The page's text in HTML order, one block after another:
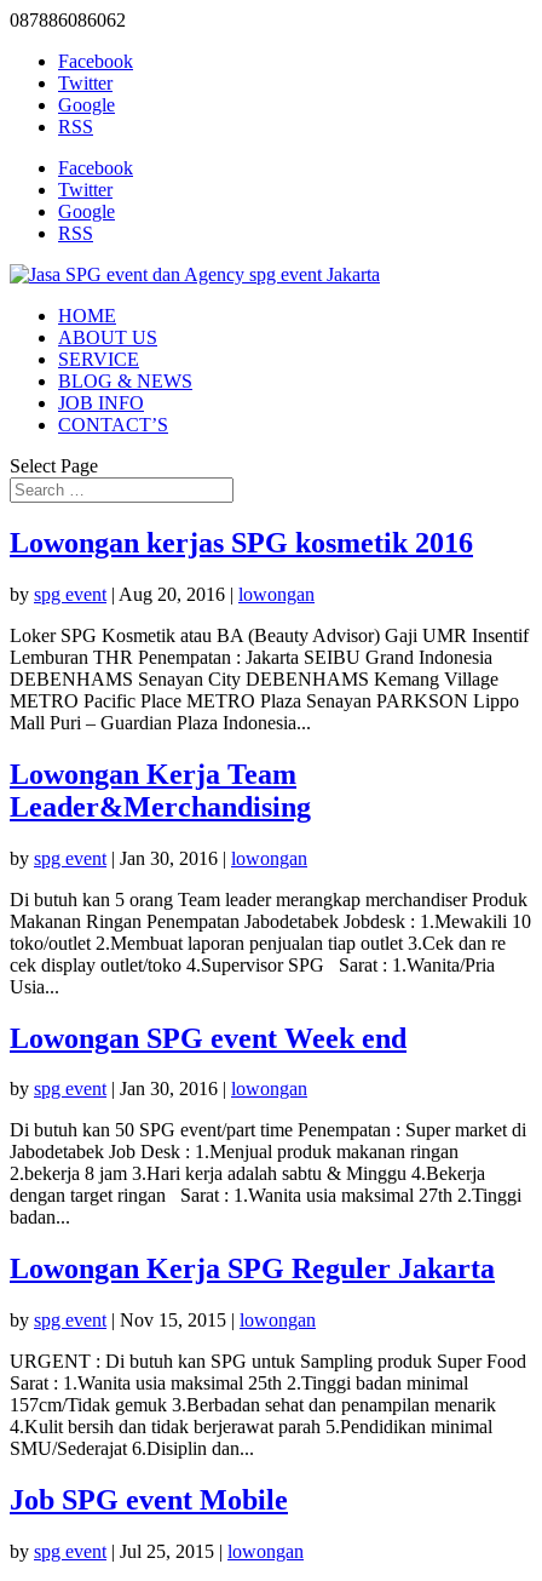
087886086062
Facebook
Twitter
Google
RSS
Facebook
Twitter
Google
RSS
HOME
ABOUT US
SERVICE
BLOG & NEWS
JOB INFO
CONTACT’S
Select Page
Lowongan kerjas SPG kosmetik 2016
by spg event | Aug 20, 2016 | lowongan
Loker SPG Kosmetik atau BA (Beauty Advisor) Gaji UMR Insentif
Lemburan THR Penempatan : Jakarta SEIBU Grand Indonesia
DEBENHAMS Senayan City DEBENHAMS Kemang Village
METRO Pacific Place METRO Plaza Senayan PARKSON Lippo
Mall Puri – Guardian Plaza Indonesia...
Lowongan Kerja Team
Leader&Merchandising
by spg event | Jan 30, 2016 | lowongan
Di butuh kan 5 orang Team leader merangkap merchandiser Produk
Makanan Ringan Penempatan Jabodetabek Jobdesk : 1.Mewakili 10
toko/outlet 2.Membuat laporan penjualan tiap outlet 3.Cek dan re
cek display outlet/toko 4.Supervisor SPG Sarat : 1.Wanita/Pria
Usia...
Lowongan SPG event Week end
by spg event| Jan 30, 2016 | lowongan
Di butuh kan 50 SPG event/part time Penempatan : Super market di
Jabodetabek Job Desk : 1.Menjual produk makanan ringan
2.bekerja 8 jam 3.Hari kerja adalah sabtu & Minggu 4.Bekerja
dengan target ringan Sarat : 1.Wanita usia maksimal 27th 2.Tinggi
badan...
Lowongan Kerja SPG Reguler Jakarta
by spg event | Nov 15, 2015 | lowongan
URGENT : Di butuh kan SPG untuk Sampling produk Super Food
Sarat : 1.Wanita usia maksimal 25th 2.Tinggi badan minimal
157cm/Tidak gemuk 3.Berbadan sehat dan penampilan menarik
4.Kulit bersih dan tidak berjerawat parah 5.Pendidikan minimal
SMU/Sederajat 6.Disiplin dan...
Job SPG event Mobile
by spg event | Jul 25, 2015 | lowongan